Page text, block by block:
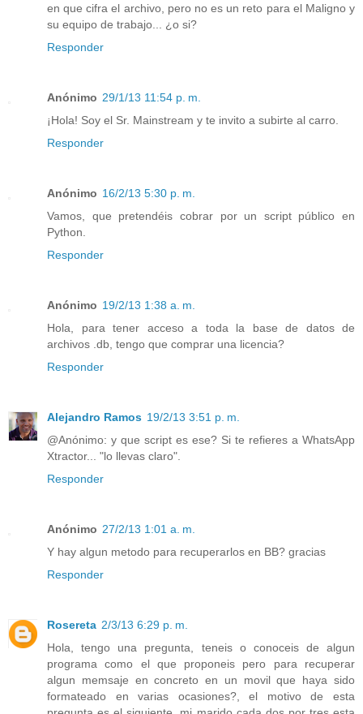
en que cifra el archivo, pero no es un reto para el Maligno y
su equipo de trabajo... ¿o si?
Responder
Anónimo 29/1/13 11:54 p. m.
¡Hola! Soy el Sr. Mainstream y te invito a subirte al carro.
Responder
Anónimo 16/2/13 5:30 p. m.
Vamos, que pretendéis cobrar por un script público en
Python.
Responder
Anónimo 19/2/13 1:38 a. m.
Hola, para tener acceso a toda la base de datos de
archivos .db, tengo que comprar una licencia?
Responder
Alejandro Ramos 19/2/13 3:51 p. m.
@Anónimo: y que script es ese? Si te refieres a WhatsApp
Xtractor... "lo llevas claro".
Responder
Anónimo 27/2/13 1:01 a. m.
Y hay algun metodo para recuperarlos en BB? gracias
Responder
Rosereta 2/3/13 6:29 p. m.
Hola, tengo una pregunta, teneis o conoceis de algun
programa como el que proponeis pero para recuperar
algun memsaje en concreto en un movil que haya sido
formateado en varias ocasiones?, el motivo de esta